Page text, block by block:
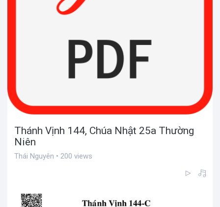
Thánh Vịnh 144, Chúa Nhật 25a Thường
Niên
Thái Nguyên • 200 views